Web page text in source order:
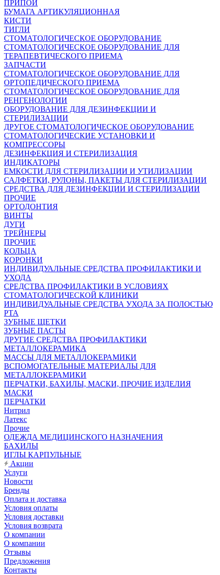
ПРИПОЙ
БУМАГА АРТИКУЛЯЦИОННАЯ
КИСТИ
ТИГЛИ
СТОМАТОЛОГИЧЕСКОЕ ОБОРУДОВАНИЕ
СТОМАТОЛОГИЧЕСКОЕ ОБОРУДОВАНИЕ ДЛЯ
ТЕРАПЕВТИЧЕСКОГО ПРИЕМА
ЗАПЧАСТИ
СТОМАТОЛОГИЧЕСКОЕ ОБОРУДОВАНИЕ ДЛЯ
ОРТОПЕДИЧЕСКОГО ПРИЕМА
СТОМАТОЛОГИЧЕСКОЕ ОБОРУДОВАНИЕ ДЛЯ
РЕНГЕНОЛОГИИ
ОБОРУДОВАНИЕ ДЛЯ ДЕЗИНФЕКЦИИ И
СТЕРИЛИЗАЦИИ
ДРУГОЕ СТОМАТОЛОГИЧЕСКОЕ ОБОРУДОВАНИЕ
СТОМАТОЛОГИЧЕСКИЕ УСТАНОВКИ И
КОМПРЕССОРЫ
ДЕЗИНФЕКЦИЯ И СТЕРИЛИЗАЦИЯ
ИНДИКАТОРЫ
ЕМКОСТИ ДЛЯ СТЕРИЛИЗАЦИИ И УТИЛИЗАЦИИ
САЛФЕТКИ, РУЛОНЫ, ПАКЕТЫ ДЛЯ СТЕРИЛИЗАЦИИ
СРЕДСТВА ДЛЯ ДЕЗИНФЕКЦИИ И СТЕРИЛИЗАЦИИ
ПРОЧИЕ
ОРТОДОНТИЯ
ВИНТЫ
ДУГИ
ТРЕЙНЕРЫ
ПРОЧИЕ
КОЛЬЦА
КОРОНКИ
ИНДИВИДУАЛЬНЫЕ СРЕДСТВА ПРОФИЛАКТИКИ И
УХОДА
СРЕДСТВА ПРОФИЛАКТИКИ В УСЛОВИЯХ
СТОМАТОЛОГИЧЕСКОЙ КЛИНИКИ
ИНДИВИДУАЛЬНЫЕ СРЕДСТВА УХОДА ЗА ПОЛОСТЬЮ
РТА
ЗУБНЫЕ ЩЕТКИ
ЗУБНЫЕ ПАСТЫ
ДРУГИЕ СРЕДСТВА ПРОФИЛАКТИКИ
МЕТАЛЛОКЕРАМИКА
МАССЫ ДЛЯ МЕТАЛЛОКЕРАМИКИ
ВСПОМОГАТЕЛЬНЫЕ МАТЕРИАЛЫ ДЛЯ
МЕТАЛЛОКЕРАМИКИ
ПЕРЧАТКИ, БАХИЛЫ, МАСКИ, ПРОЧИЕ ИЗДЕЛИЯ
МАСКИ
ПЕРЧАТКИ
Нитрил
Латекс
Прочие
ОДЕЖДА МЕДИЦИНСКОГО НАЗНАЧЕНИЯ
БАХИЛЫ
ИГЛЫ КАРПУЛЬНЫЕ
Акции
Услуги
Новости
Бренды
Оплата и доставка
Условия оплаты
Условия доставки
Условия возврата
О компании
О компании
Отзывы
Предложения
Контакты